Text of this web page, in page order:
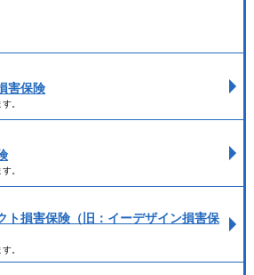
害保険
。
。
ト損害保険（旧：イーデザイン損害保
。